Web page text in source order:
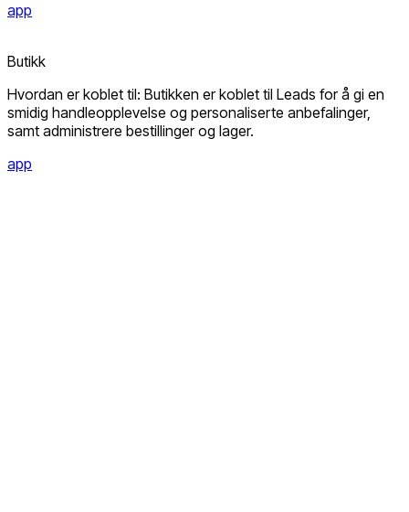
app
Butikk
Hvordan er koblet til: Butikken er koblet til Leads for å gi en
smidig handleopplevelse og personaliserte anbefalinger,
samt administrere bestillinger og lager.
app